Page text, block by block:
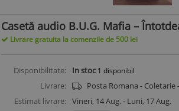
Casetă audio B.U.G. Mafia –
Livrare gratuita la comenzile de 500 lei
Disponibilitate: In stoc 1 disponibil
Livrare: Posta Romana - Coletarie
Estimat livrare: Vineri, 14 Aug. - Luni, 17 Aug.